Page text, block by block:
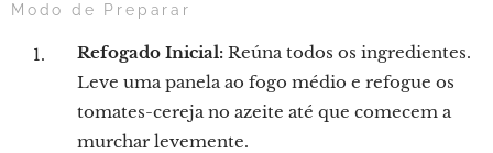
Modo de Preparar
Refogado Inicial: Reúna todos os ingredientes.
Leve uma panela ao fogo médio e refogue os
tomates-cereja no azeite até que comecem a
murchar levemente.